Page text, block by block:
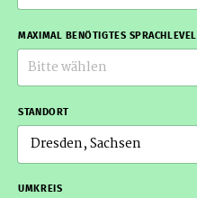
MAXIMAL BENÖTIGTES SPRACHLEVEL
Bitte wählen
STANDORT
UMKREIS